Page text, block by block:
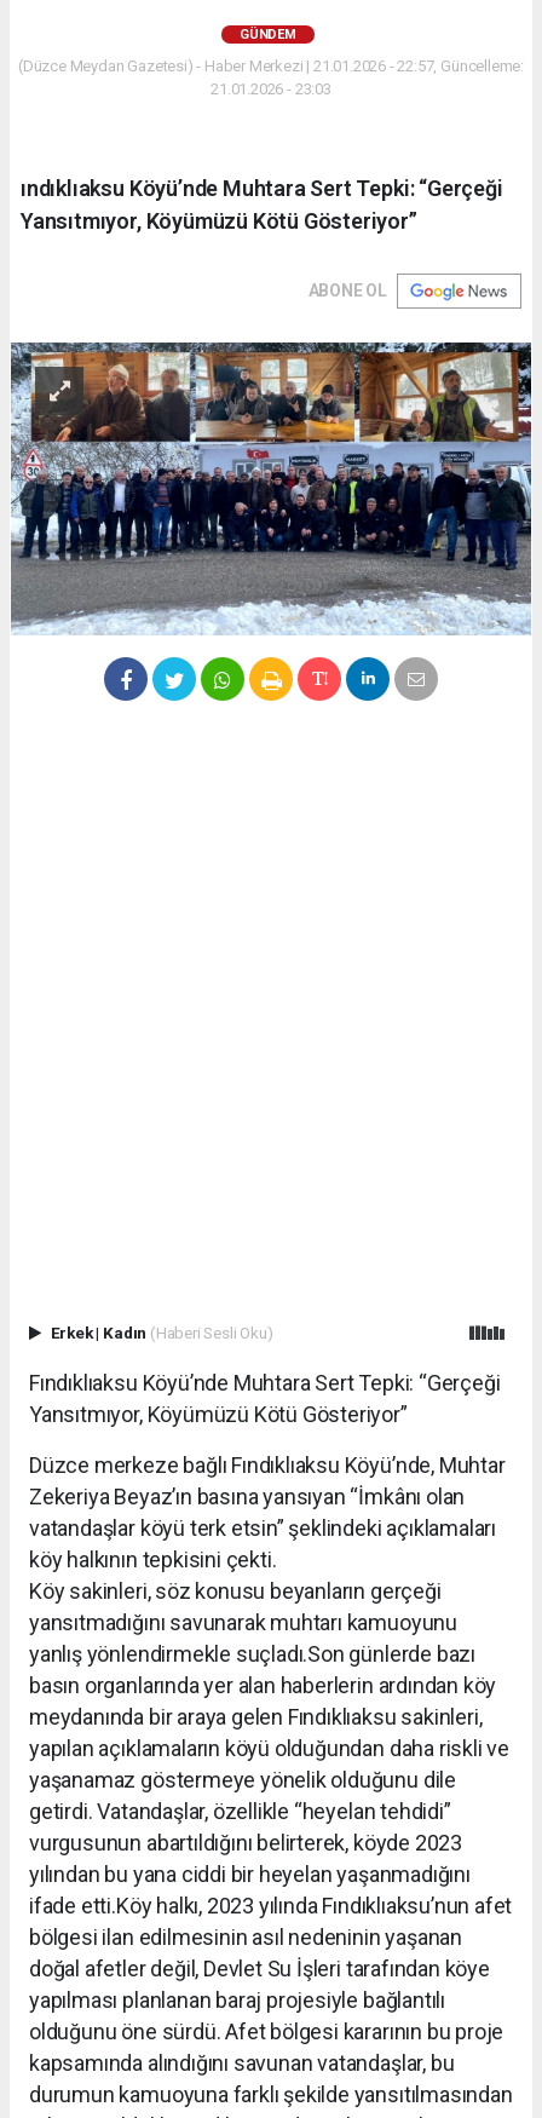
GÜNDEM
(Düzce Meydan Gazetesi) - Haber Merkezi | 21.01.2026 - 22:57, Güncelleme:
21.01.2026 - 23:03
ındıklıaksu Köyü’nde Muhtara Sert Tepki: “Gerçeği
Yansıtmıyor, Köyümüzü Kötü Gösteriyor”
ABONE OL
Erkek| Kadın (Haberi Sesli Oku)
Fındıklıaksu Köyü’nde Muhtara Sert Tepki: “Gerçeği
Yansıtmıyor, Köyümüzü Kötü Gösteriyor”
Düzce merkeze bağlı Fındıklıaksu Köyü’nde, Muhtar
Zekeriya Beyaz’ın basına yansıyan “İmkânı olan
vatandaşlar köyü terk etsin” şeklindeki açıklamaları
köy halkının tepkisini çekti.
Köy sakinleri, söz konusu beyanların gerçeği
yansıtmadığını savunarak muhtarı kamuoyunu
yanlış yönlendirmekle suçladı.Son günlerde bazı
basın organlarında yer alan haberlerin ardından köy
meydanında bir araya gelen Fındıklıaksu sakinleri,
yapılan açıklamaların köyü olduğundan daha riskli ve
yaşanamaz göstermeye yönelik olduğunu dile
getirdi. Vatandaşlar, özellikle “heyelan tehdidi”
vurgusunun abartıldığını belirterek, köyde 2023
yılından bu yana ciddi bir heyelan yaşanmadığını
ifade etti.Köy halkı, 2023 yılında Fındıklıaksu’nun afet
bölgesi ilan edilmesinin asıl nedeninin yaşanan
doğal afetler değil, Devlet Su İşleri tarafından köye
yapılması planlanan baraj projesiyle bağlantılı
olduğunu öne sürdü. Afet bölgesi kararının bu proje
kapsamında alındığını savunan vatandaşlar, bu
durumun kamuoyuna farklı şekilde yansıtılmasından